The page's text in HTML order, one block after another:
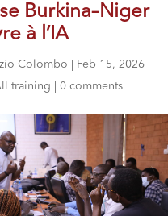
Burkina–Niger
à l’IA
Colombo Feb 15, 2026|
training 0 comments